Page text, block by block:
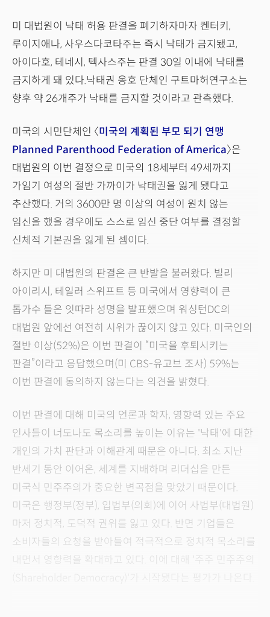
미 대법원이 낙태 허용 판결을 폐기하자마자 켄터키,
루이지애나, 사우스다코타주는 즉시 낙태가 금지됐고,
아이다호, 테네시, 텍사스주는 판결 30일 이내에 낙태를
금지하게 돼 있다.낙태권 옹호 단체인 구트마허연구소는
향후 약 26개주가 낙태를 금지할 것이라고 관측했다.
미국의 시민단체인 〈미국의 계획된 부모 되기 연맹
Planned Parenthood Federation of America〉은
대법원의 이번 결정으로 미국의 18세부터 49세까지
가임기 여성의 절반 가까이가 낙태권을 잃게 됐다고
추산했다. 거의 3600만 명 이상의 여성이 원치 않는
임신을 했을 경우에도 스스로 임신 중단 여부를 결정할
신체적 기본권을 잃게 된 셈이다.
하지만 미 대법원의 판결은 큰 반발을 불러왔다. 빌리
아이리시, 테일러 스위프트 등 미국에서 영향력이 큰
톱가수 들은 잇따라 성명을 발표했으며 워싱턴DC의
대법원 앞에선 여전히 시위가 끊이지 않고 있다. 미국인의
절반 이상(52%)은 이번 판결이 “미국을 후퇴시키는
판결”이라고 응답했으며(미 CBS-유고브 조사) 59%는
이번 판결에 동의하지 않는다는 의견을 밝혔다.
이번 판결에 대해 미국의 언론과 학자, 영향력 있는 주요
인사들이 너도나도 목소리를 높이는 이유는 '낙태'에 대한
개인의 가치 판단과 이해관계 때문은 아니다. 최소 지난
반세기 동안 이어온, 세계를 지배하며 리더십을 만든
미국식 민주주의가 중요한 변곡점을 맞았기 때문이다.
미국은 행정부(정부), 입법부(의회)에 이어 사법부(대법원)
마저 정치적, 도덕적 권위를 잃고 있다. 반면 기업들은
소비자들의 요청을 받아들여 적극적으로 정치적 목소리를
내면서 영향력을 확대하고 있다. 이에 대해 '주주 민주주의